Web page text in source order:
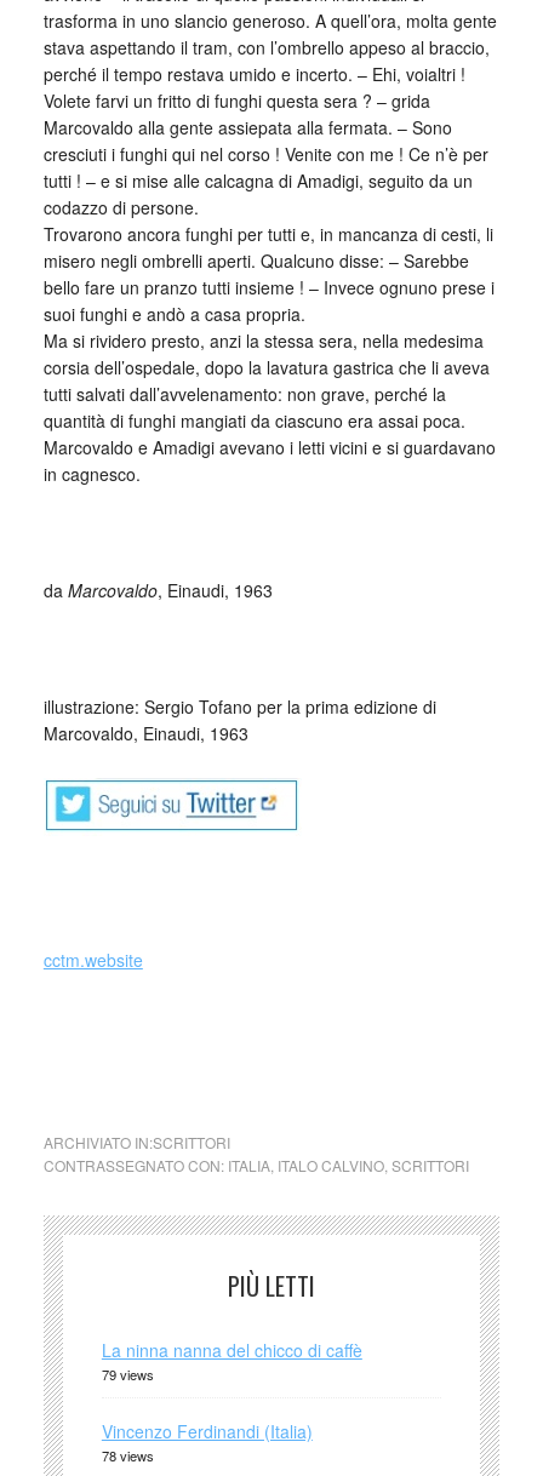
trasforma in uno slancio generoso. A quell’ora, molta gente
stava aspettando il tram, con l’ombrello appeso al braccio,
perché il tempo restava umido e incerto. – Ehi, voialtri !
Volete farvi un fritto di funghi questa sera ? – grida
Marcovaldo alla gente assiepata alla fermata. – Sono
cresciuti i funghi qui nel corso ! Venite con me ! Ce n’è per
tutti ! – e si mise alle calcagna di Amadigi, seguito da un
codazzo di persone.
Trovarono ancora funghi per tutti e, in mancanza di cesti, li
misero negli ombrelli aperti. Qualcuno disse: – Sarebbe
bello fare un pranzo tutti insieme ! – Invece ognuno prese i
suoi funghi e andò a casa propria.
Ma si rividero presto, anzi la stessa sera, nella medesima
corsia dell’ospedale, dopo la lavatura gastrica che li aveva
tutti salvati dall’avvelenamento: non grave, perché la
quantità di funghi mangiati da ciascuno era assai poca.
Marcovaldo e Amadigi avevano i letti vicini e si guardavano
in cagnesco.
da Marcovaldo, Einaudi, 1963
illustrazione: Sergio Tofano per la prima edizione di
Marcovaldo, Einaudi, 1963
cctm.website
ARCHIVIATO IN:SCRITTORI
CONTRASSEGNATO CON: ITALIA, ITALO CALVINO, SCRITTORI
PIÙ LETTI
La ninna nanna del chicco di caffè
79 views
Vincenzo Ferdinandi (Italia)
78 views